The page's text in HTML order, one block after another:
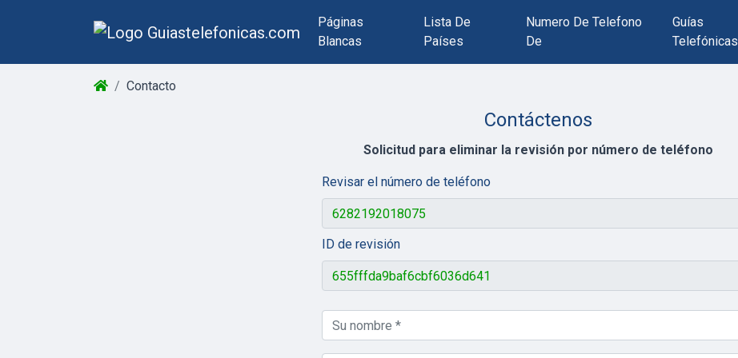
Páginas
Blancas
Lista De
Países
Numero De Telefono
De
Guías
Telefónicas
Contacto
Contáctenos
Solicitud para eliminar la revisión por número de teléfono
Revisar el número de teléfono
ID de revisión